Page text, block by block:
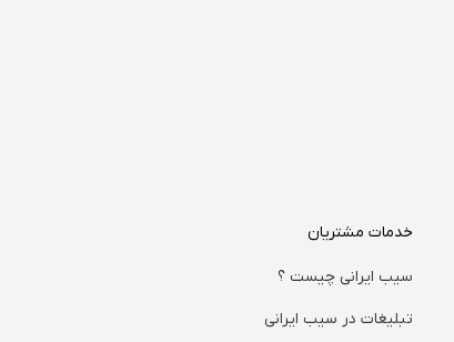
خدمات مشتریان
سیب ایرانی چیست ؟
تبلیغات در سیب ایرانی